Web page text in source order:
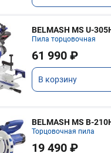
BELMASH MS U-
Пила торцовочная
61 990 ₽
В корзину
BELMASH MS B-
Торцовочная пила
19 490 ₽